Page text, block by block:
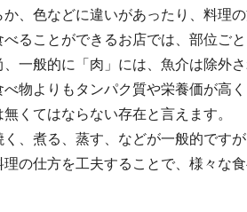
、色などに違いがあったり、料理
ることができるお店では、部位ご
一般的に「肉」には、魚介は除外さ
物よりもタンパク質や栄養価が高
くてはならない存在と言えます。
、煮る、蒸す、などが一般的です
の仕方を工夫することで、様々な